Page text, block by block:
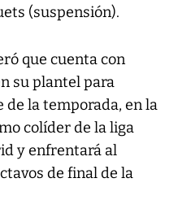
(suspensión).
que cuenta con
su plantel para
la temporada, en la
colíder de la liga
y enfrentará al
de final de la